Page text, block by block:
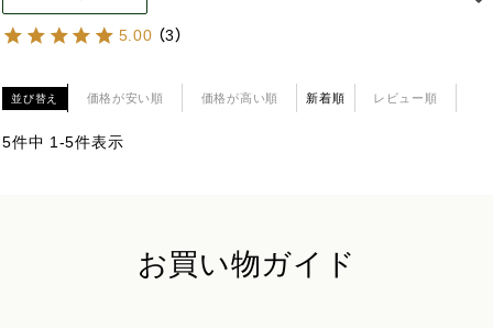
5.00 （3）
並び替え 価格が安い順 価格が高い順 新着順 レビュー順
5件中 1 -5件表示
お買い物ガイド